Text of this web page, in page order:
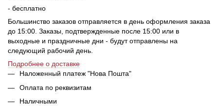
- бесплатно
Большинство заказов отправляется в день оформления заказа
до 15:00. Заказы, подтвержденные после 15:00 или в
выходные и праздничные дни - будут отправлены на
следующий рабочий день.
Подробнее о доставке
Наложенный платеж "Нова Пошта"
Оплата по реквизитам
Наличными